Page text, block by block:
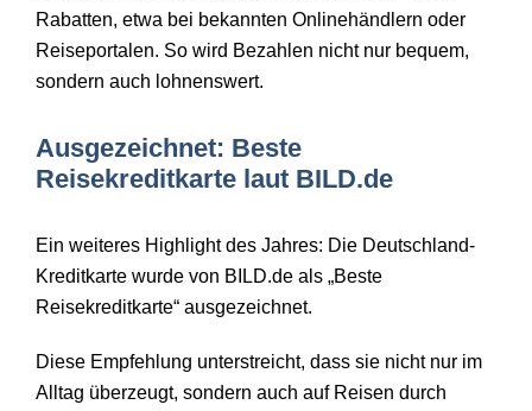
Rabatten, etwa bei bekannten Onlinehändlern oder
Reiseportalen. So wird Bezahlen nicht nur bequem,
sondern auch lohnenswert.
Ausgezeichnet: Beste
Reisekreditkarte laut BILD.de
Ein weiteres Highlight des Jahres: Die Deutschland-
Kreditkarte wurde von BILD.de als „Beste
Reisekreditkarte“ ausgezeichnet.
Diese Empfehlung unterstreicht, dass sie nicht nur im
Alltag überzeugt, sondern auch auf Reisen durch